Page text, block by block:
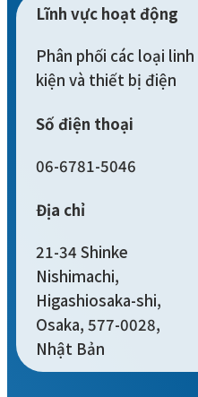
Lĩnh vực hoạt động
Phân phối các loại linh
kiện và thiết bị điện
Số điện thoại
06-6781-5046
Địa chỉ
21-34 Shinke
Nishimachi,
Higashiosaka-shi,
Osaka, 577-0028,
Nhật Bản